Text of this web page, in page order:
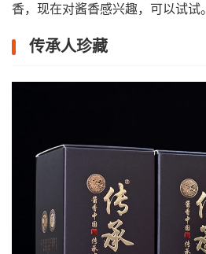
香，现在对酱香感兴趣，可以试试。
传承人珍藏